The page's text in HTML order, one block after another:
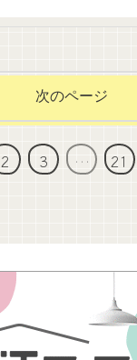
次のページ
2 3 … 21